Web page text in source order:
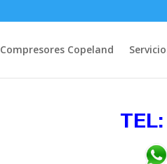
Compresores Copeland